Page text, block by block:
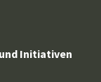
Initiativen